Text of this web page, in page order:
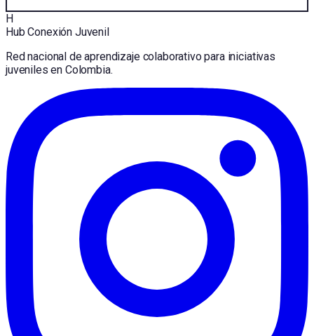
H
Hub Conexión Juvenil
Red nacional de aprendizaje colaborativo para iniciativas
juveniles en Colombia.